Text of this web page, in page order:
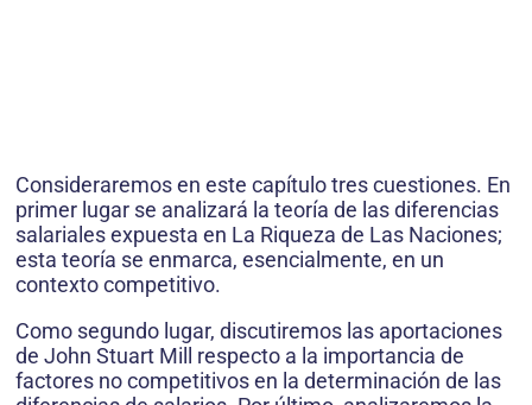
Consideraremos en este capítulo tres cuestiones. En
primer lugar se analizará la teoría de las diferencias
salariales expuesta en La Riqueza de Las Naciones;
esta teoría se enmarca, esencialmente, en un
contexto competitivo.
Como segundo lugar, discutiremos las aportaciones
de John Stuart Mill respecto a la importancia de
factores no competitivos en la determinación de las